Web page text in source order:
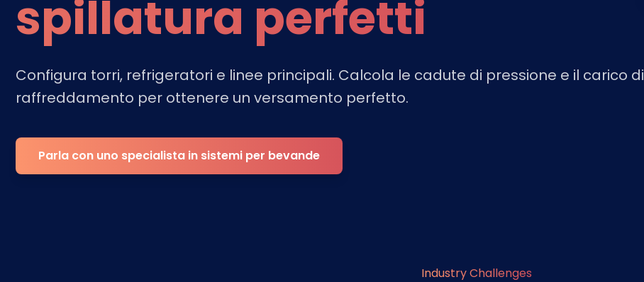
spillatura perfetti
Configura torri, refrigeratori e linee principali. Calcola le cadute di pressione e il carico di
raffreddamento per ottenere un versamento perfetto.
Parla con uno specialista in sistemi per bevande
Industry Challenges